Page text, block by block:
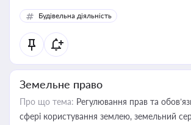
Будівельна діяльність
Земельне право
Про що тема: Регулювання прав та
сфері користування землею, земельний